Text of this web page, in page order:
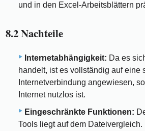
und in den Excel-Arbeitsblättern
8.2 Nachteile
Internetabhängigkeit: Da es
handelt, ist es vollständig auf eine
Internetverbindung angewiesen,
Internet nutzlos ist.
Eingeschränkte Funktionen:
Tools liegt auf dem Dateivergleich.